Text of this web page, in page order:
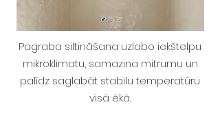
Pagraba siltināšana uzlabo iekštelpu
mikroklimatu, samazina mitrumu un
palīdz saglabāt stabilu temperatūru
visā ēkā.